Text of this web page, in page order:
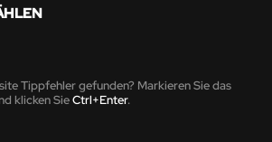
Tippfehler gefunden? Markieren Sie das
klicken SieCtrl+Enter.